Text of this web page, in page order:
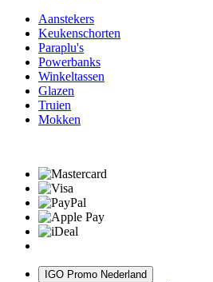
Aanstekers
Keukenschorten
Paraplu's
Powerbanks
Winkeltassen
Glazen
Truien
Mokken
IGO Promo Nederland